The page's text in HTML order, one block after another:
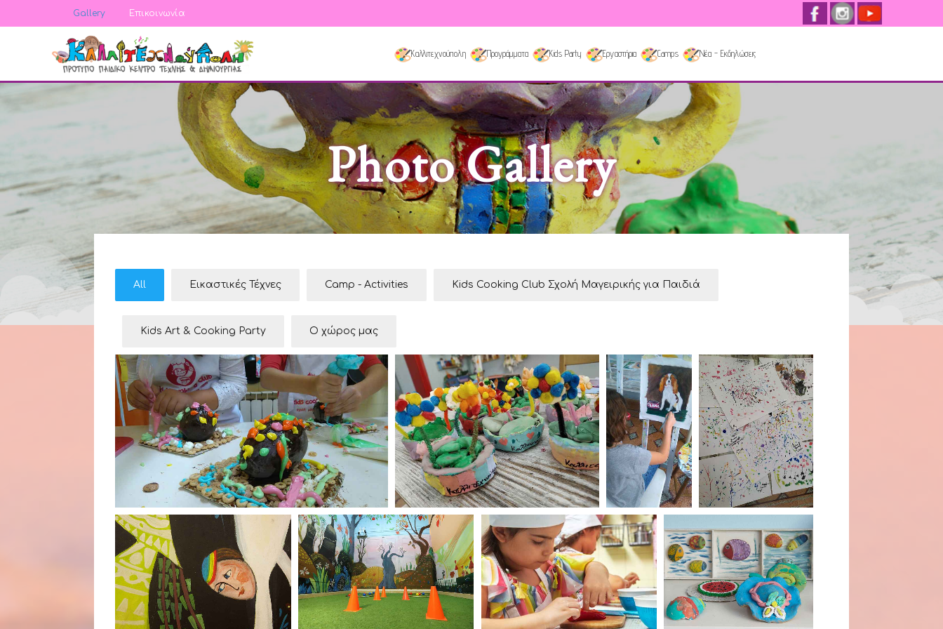
Gallery Επικοινωνία
Καλλιτεχνούπολη Προγράμματα Kids Party Εργαστήρια Camps Νέα - Εκδηλώσεις
Photo Gallery
All Εικαστικές Τέχνες Camp - Activities Kids Cooking Club Σχολή Μαγειρικής για Παιδιά
Kids Art & Cooking Party Ο χώρος μας